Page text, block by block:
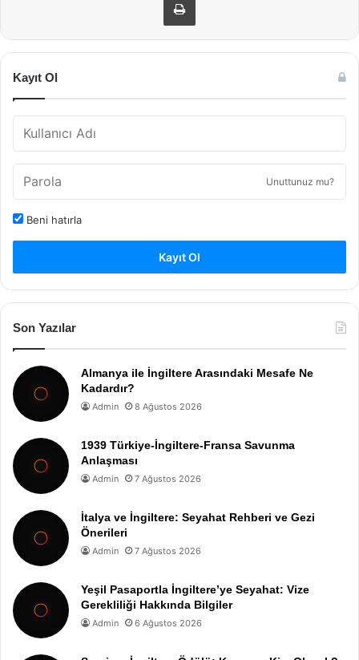
Kayıt Ol
Unuttunuz mu?
Beni hatırla
Kayıt Ol
Son Yazılar
Almanya ile İngiltere Arasındaki Mesafe Ne
Kadardır?
Admin 8 Ağustos 2026
1939 Türkiye-İngiltere-Fransa Savunma
Anlaşması
Admin 7 Ağustos 2026
İtalya ve İngiltere: Seyahat Rehberi ve Gezi
Önerileri
Admin 7 Ağustos 2026
Yeşil Pasaportla İngiltere’ye Seyahat: Vize
Gerekliliği Hakkında Bilgiler
Admin 6 Ağustos 2026